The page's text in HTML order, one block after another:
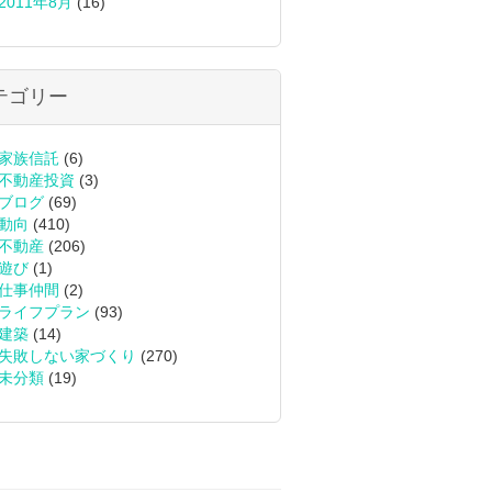
ゴリー
族信託 (6)
動産投資 (3)
ログ (69)
向 (410)
動産 (206)
び (1)
事仲間 (2)
イフプラン (93)
築 (14)
敗しない家づくり (270)
分類 (19)